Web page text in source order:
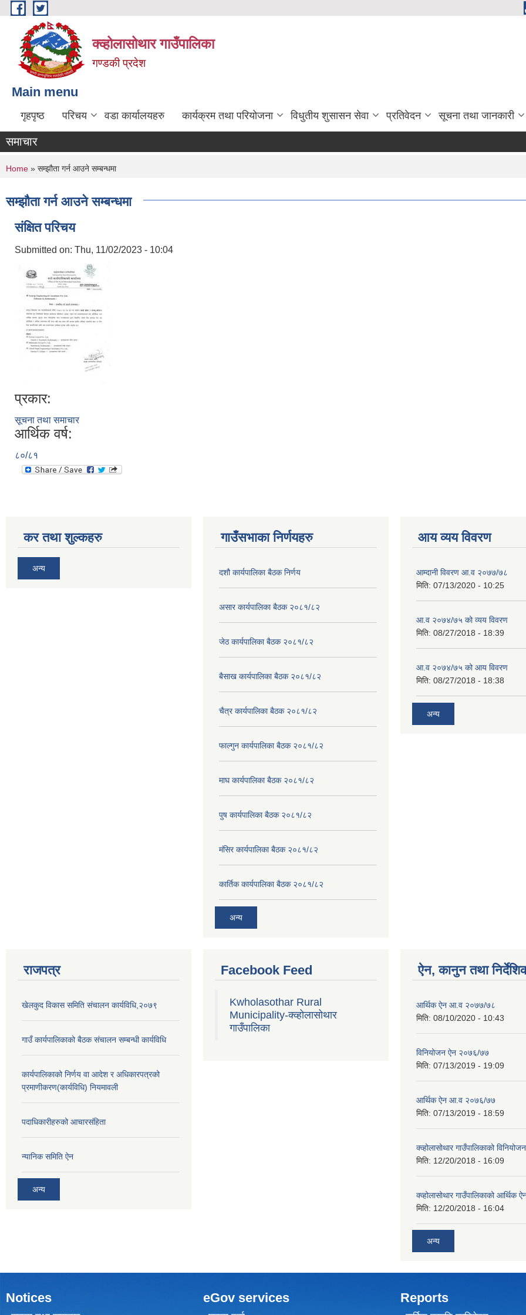
Skip to main content
क्व्होलासोथार गाउँपालिका
गण्डकी प्रदेश
Main menu
गृहपृष्ठ परिचय वडा कार्यालयहरु कार्यक्रम तथा परियोजना विधुतीय शुसासन सेवा प्रतिवेदन सूचना तथा जानकारी
समाचार
You are here
Home » सम्झौता गर्न आउने सम्बन्धमा
सम्झौता गर्न आउने सम्बन्धमा
संक्षित परिचय
Submitted on: Thu, 11/02/2023 - 10:04
प्रकार:
सूचना तथा समाचार
आर्थिक वर्ष:
८०/८१
कर तथा शुल्कहरु
अन्य
गाउँसभाका निर्णयहरु
दशौ कार्यपालिका बैठक निर्णय
असार कार्यपालिका बैठक २०८१/८२
जेठ कार्यपालिका बैठक २०८१/८२
बैसाख कार्यपालिका बैठक २०८१/८२
चैत्र कार्यपालिका बैठक २०८१/८२
फाल्गुन कार्यपालिका बैठक २०८१/८२
माघ कार्यपालिका बैठक २०८१/८२
पुष कार्यपालिका बैठक २०८१/८२
मंसिर कार्यपालिका बैठक २०८१/८२
कार्तिक कार्यपालिका बैठक २०८१/८२
अन्य
आय व्यय विवरण
आम्दानी विवरण आ.व २०७७/७८
मिति: 07/13/2020 - 10:25
आ.व २०७४/७५ को व्यय विवरण
मिति: 08/27/2018 - 18:39
आ.व २०७४/७५ को आय विवरण
मिति: 08/27/2018 - 18:38
अन्य
राजपत्र
खेलकुद विकास समिति संचालन कार्यविधि,२०७९
गाउँ कार्यपालिकाको बैठक संचालन सम्बन्धी कार्यविधि
कार्यपालिकाको निर्णय वा आदेश र अधिकारपत्रको
प्रमाणीकरण(कार्यविधि) नियमावली
पदाधिकारीहरुको आचारसंहिता
न्यानिक समिति ऐन
अन्य
Facebook Feed
Kwholasothar Rural
Municipality-क्व्होलासोथार
गाउँपालिका
ऐन, कानुन तथा
आर्थिक ऐन आ.व २०७७/७८
मिति: 08/10/2020 - 10:43
विनियोजन ऐन २०७६/७७
मिति: 07/13/2019 - 19:09
आर्थिक ऐन आ.व २०७६/७७
मिति: 07/13/2019 - 18:59
क्व्होलासोथार गाउँपालिकाको
मिति: 12/20/2018 - 16:09
क्व्होलासोथार गाउँपालिकाको आर्थिक
मिति: 12/20/2018 - 16:04
अन्य
Notices eGov services Reports